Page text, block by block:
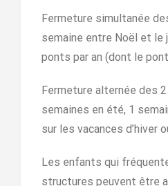
Fermeture simultanée
semaine entre Noël et le
ponts par an (dont le
Fermeture alternée des
semaines en été, 1
sur les vacances d’hiver
Les enfants qui
structures peuvent être